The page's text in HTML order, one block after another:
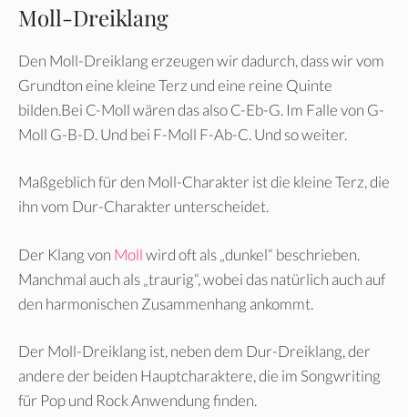
Moll-Dreiklang
Den Moll-Dreiklang erzeugen wir dadurch, dass wir vom
Grundton eine kleine Terz und eine reine Quinte
bilden.Bei C-Moll wären das also C-Eb-G. Im Falle von G-
Moll G-B-D. Und bei F-Moll F-Ab-C. Und so weiter.
Maßgeblich für den Moll-Charakter ist die kleine Terz, die
ihn vom Dur-Charakter unterscheidet.
Der Klang von Mollwird oft als „dunkel“ beschrieben.
Manchmal auch als „traurig“, wobei das natürlich auch auf
den harmonischen Zusammenhang ankommt.
Der Moll-Dreiklang ist, neben dem Dur-Dreiklang, der
andere der beiden Hauptcharaktere, die im Songwriting
für Pop und Rock Anwendung finden.